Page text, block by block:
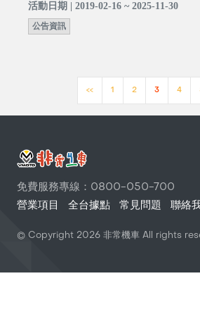
活動日期 | 2019-02-16 ~ 2025-11-30
公告資訊
<< 1 2 3 4
免費服務專線：0800-050-700
營業項目
全台據點 常見問題 聯絡
© Copyright 2026 非常機車 All rights